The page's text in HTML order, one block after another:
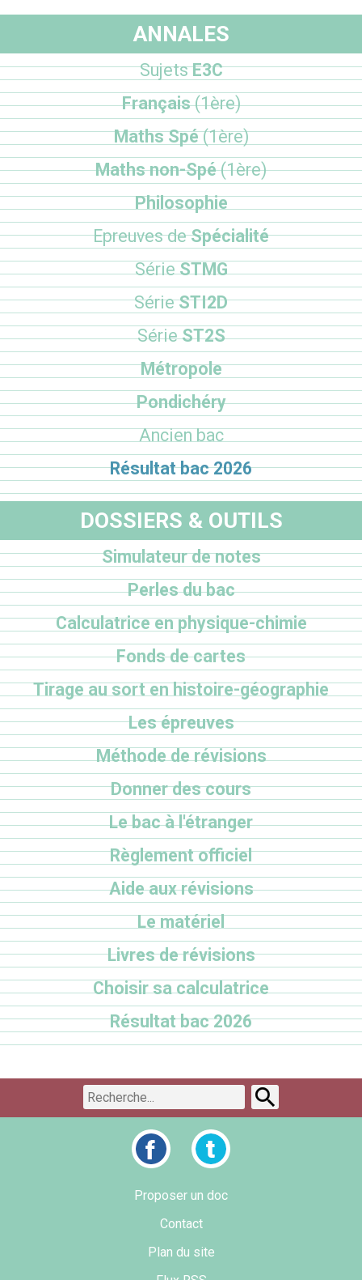
ANNALES
SujetsE3C
Français(1ère)
Maths Spé(1ère)
Maths non-Spé(1ère)
Philosophie
Epreuves deSpécialité
SérieSTMG
SérieSTI2D
SérieST2S
Métropole
Pondichéry
Ancien bac
Résultat bac 2026
DOSSIERS & OUTILS
Simulateur de notes
Perles du bac
Calculatrice en physique-chimie
Fonds de cartes
Tirage au sort en histoire-géographie
Les épreuves
Méthode de révisions
Donner des cours
Le bac à l'étranger
Règlement officiel
Aide aux révisions
Le matériel
Livres de révisions
Choisir sa calculatrice
Résultat bac 2026
Proposer un doc
Contact
Plan du site